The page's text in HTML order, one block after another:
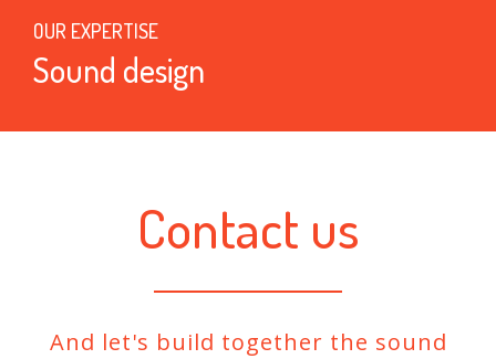
OUR EXPERTISE
Sound design
Contact us
And let's build together the sound